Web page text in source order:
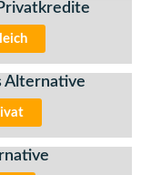
Alternative